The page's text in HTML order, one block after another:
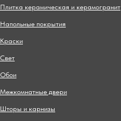
Плитка керамическая и керамогранит
Напольные покрытия
Краски
Свет
Обои
Межкомнатные двери
Шторы и карнизы